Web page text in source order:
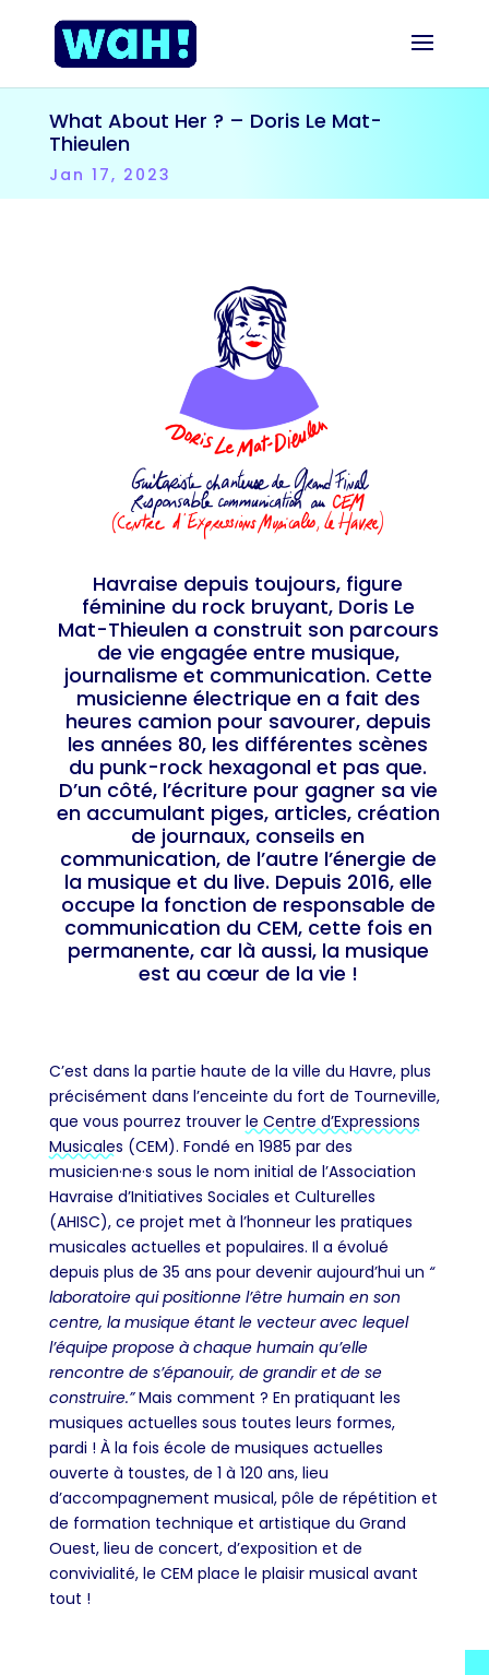
What About Her ? – Doris Le Mat-
Thieulen
Jan 17, 2023
Havraise depuis toujours, figure
féminine du rock bruyant, Doris Le
Mat-Thieulen a construit son parcours
de vie engagée entre musique,
journalisme et communication. Cette
musicienne électrique en a fait des
heures camion pour savourer, depuis
les années 80, les différentes scènes
du punk-rock hexagonal et pas que.
D’un côté, l’écriture pour gagner sa vie
en accumulant piges, articles, création
de journaux, conseils en
communication, de l’autre l’énergie de
la musique et du live. Depuis 2016, elle
occupe la fonction de responsable de
communication du CEM, cette fois en
permanente, car là aussi, la musique
est au cœur de la vie !
C’est dans la partie haute de la ville du Havre, plus
précisément dans l’enceinte du fort de Tourneville,
que vous pourrez trouver le Centre d’Expressions
Musicales (CEM). Fondé en 1985 par des
musicien·ne·s sous le nom initial de l’Association
Havraise d’Initiatives Sociales et Culturelles
(AHISC), ce projet met à l’honneur les pratiques
musicales actuelles et populaires. Il a évolué
depuis plus de 35 ans pour devenir aujourd’hui un “
laboratoire qui positionne l’être humain en son
centre, la musique étant le vecteur avec lequel
l’équipe propose à chaque humain qu’elle
rencontre de s’épanouir, de grandir et de se
construire.”Mais comment ? En pratiquant les
musiques actuelles sous toutes leurs formes,
pardi ! À la fois école de musiques actuelles
ouverte à toustes, de 1 à 120 ans, lieu
d’accompagnement musical, pôle de répétition et
de formation technique et artistique du Grand
Ouest, lieu de concert, d’exposition et de
convivialité, le CEM place le plaisir musical avant
tout !